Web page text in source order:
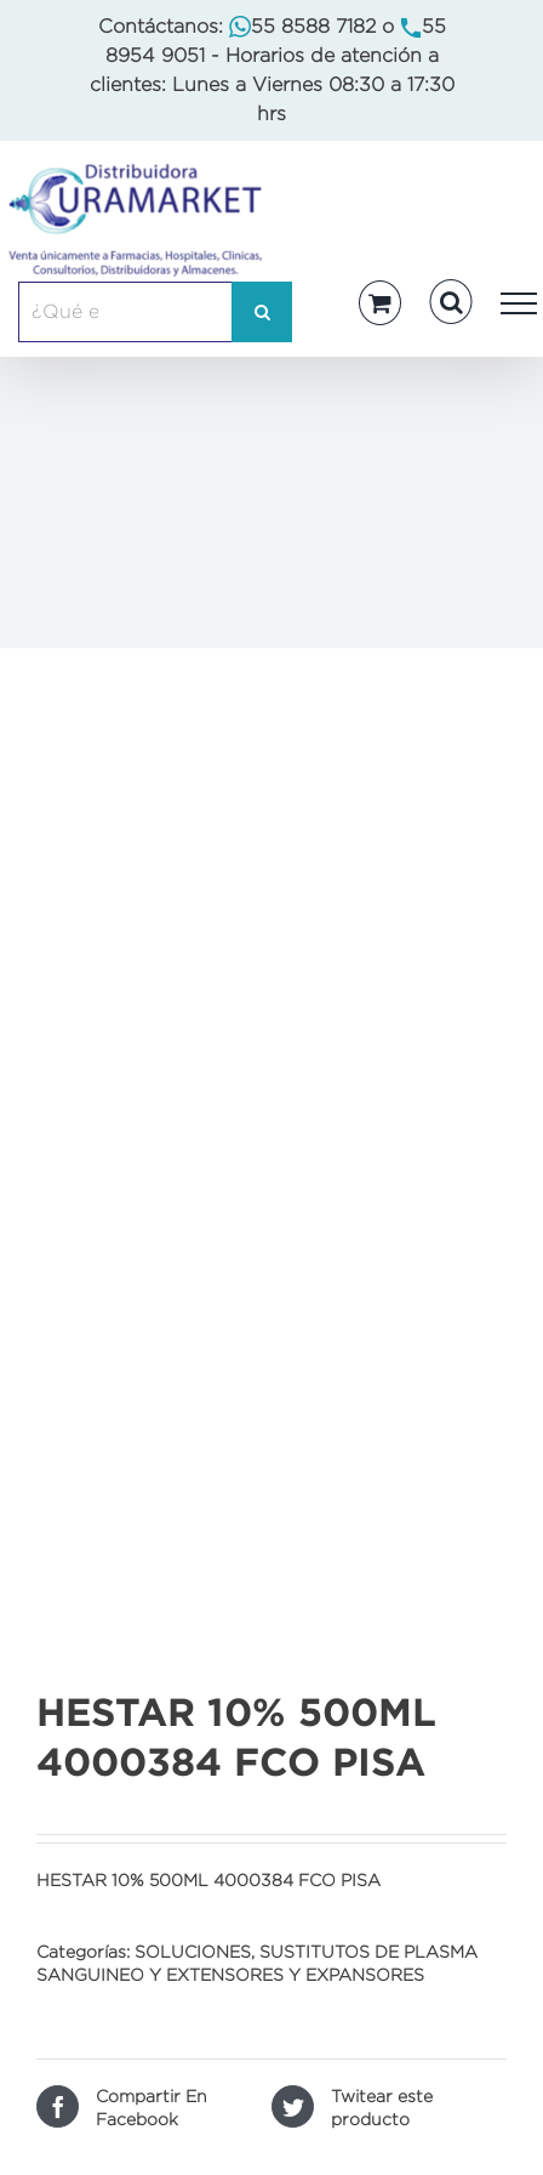
Contáctanos: 55 8588 7182o
55
8954 9051 - Horarios de atención a
clientes: Lunes a Viernes 08:30 a 17:30
hrs
HESTAR 10% 500ML
4000384 FCO PISA
HESTAR 10% 500ML 4000384 FCO PISA
Categorías: SOLUCIONES SUSTITUTOS DE PLASMA
SANGUINEO Y EXTENSORES Y EXPANSORES
Compartir En
Facebook
Twitear este
producto